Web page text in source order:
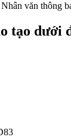
văn thông
tạo dưới